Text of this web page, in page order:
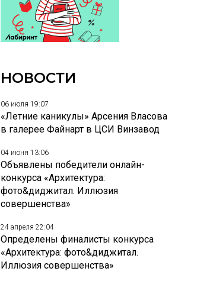
НОВОСТИ
06 июля 19:07
«Летние каникулы» Арсения Власова
в галерее Файнарт в ЦСИ Винзавод
04 июня 13:06
Объявлены победители онлайн-
конкурса «Архитектура:
фото&диджитал. Иллюзия
совершенства»
24 апреля 22:04
Определены финалисты конкурса
«Архитектура: фото&диджитал.
Иллюзия совершенства»